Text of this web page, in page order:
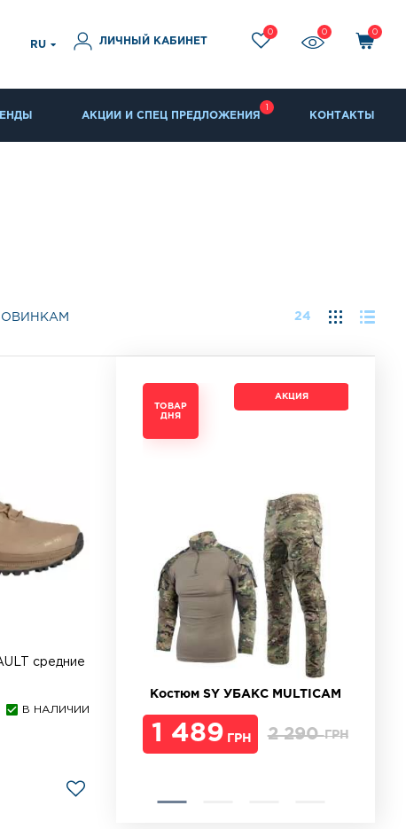
RU ЛИЧНЫЙ КАБИНЕТ
0 0 0
АКЦИИ И СПЕЦ ПРЕДЛОЖЕНИЯ КОНТАКТЫ
24
средние
В НАЛИЧИИ
ТОВАР
ДНЯ
АКЦИЯ
Костюм SY УБАКС MULTICAM
1 489 ГРН 2 290ГРН
ТОВАР
ДНЯ
АКЦИЯ
ГРН
ТОВАР
ДНЯ
АКЦИЯ
ГРН ГРН
ТОВАР
ДНЯ
АКЦИЯ
ГРН ГРН